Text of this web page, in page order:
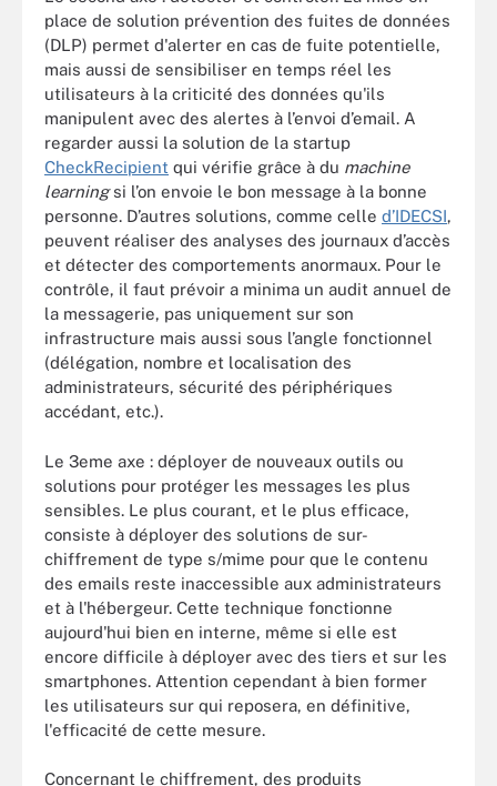
place de solution prévention des fuites de données
(DLP) permet d'alerter en cas de fuite potentielle,
mais aussi de sensibiliser en temps réel les
utilisateurs à la criticité des données qu'ils
manipulent avec des alertes à l’envoi d’email. A
regarder aussi la solution de la startup
CheckRecipient qui vérifie grâce à du machine
learningsi l’on envoie le bon message à la bonne
personne. D’autres solutions, comme celle d’IDECSI,
peuvent réaliser des analyses des journaux d’accès
et détecter des comportements anormaux. Pour le
contrôle, il faut prévoir a minima un audit annuel de
la messagerie, pas uniquement sur son
infrastructure mais aussi sous l’angle fonctionnel
(délégation, nombre et localisation des
administrateurs, sécurité des périphériques
accédant, etc.).
Le 3eme axe : déployer de nouveaux outils ou
solutions pour protéger les messages les plus
sensibles. Le plus courant, et le plus efficace,
consiste à déployer des solutions de sur-
chiffrement de type s/mime pour que le contenu
des emails reste inaccessible aux administrateurs
et à l'hébergeur. Cette technique fonctionne
aujourd'hui bien en interne, même si elle est
encore difficile à déployer avec des tiers et sur les
smartphones. Attention cependant à bien former
les utilisateurs sur qui reposera, en définitive,
l'efficacité de cette mesure.
Concernant le chiffrement, des produits